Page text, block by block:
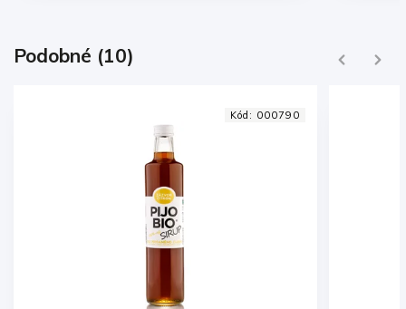
Podobné (10) Previous
Kód:000796
Next